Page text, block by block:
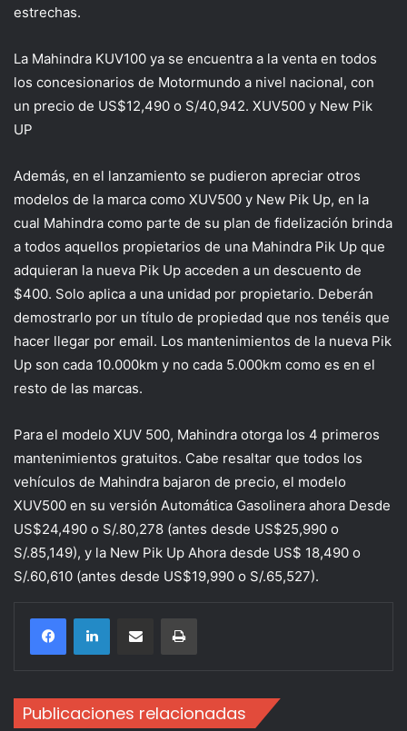
estrechas.
La Mahindra KUV100 ya se encuentra a la venta en todos
los concesionarios de Motormundo a nivel nacional, con
un precio de US$12,490 o S/40,942. XUV500 y New Pik
UP
Además, en el lanzamiento se pudieron apreciar otros
modelos de la marca como XUV500 y New Pik Up, en la
cual Mahindra como parte de su plan de fidelización brinda
a todos aquellos propietarios de una Mahindra Pik Up que
adquieran la nueva Pik Up acceden a un descuento de
$400. Solo aplica a una unidad por propietario. Deberán
demostrarlo por un título de propiedad que nos tenéis que
hacer llegar por email. Los mantenimientos de la nueva Pik
Up son cada 10.000km y no cada 5.000km como es en el
resto de las marcas.
Para el modelo XUV 500, Mahindra otorga los 4 primeros
mantenimientos gratuitos. Cabe resaltar que todos los
vehículos de Mahindra bajaron de precio, el modelo
XUV500 en su versión Automática Gasolinera ahora Desde
US$24,490 o S/.80,278 (antes desde US$25,990 o
S/.85,149), y la New Pik Up Ahora desde US$ 18,490 o
S/.60,610 (antes desde US$19,990 o S/.65,527).
Compartir por correo electrónicoImprimir
Publicaciones relacionadas